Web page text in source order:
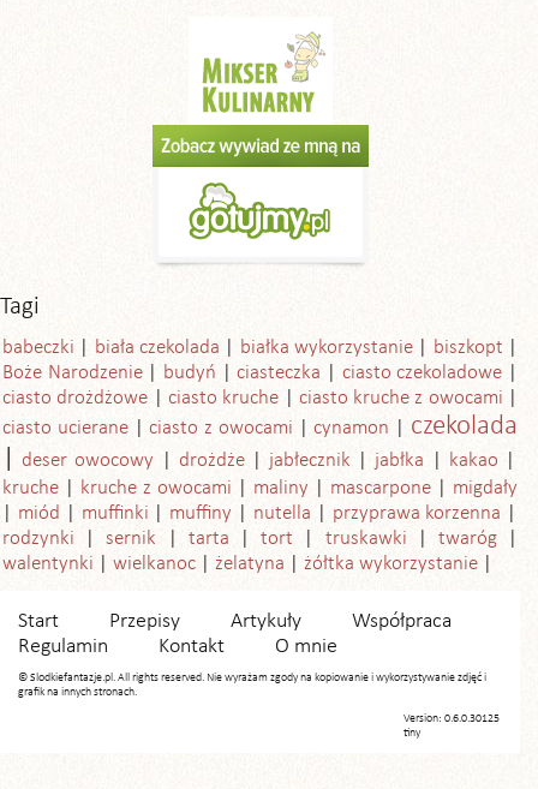
Tagi
babeczki biała czekolada białka wykorzystanie
biszkopt
Boże Narodzenie
budyń ciasteczka
ciasto czekoladowe
ciasto drożdżowe
ciasto kruche
ciasto kruche z owocami
ciasto ucierane
ciasto z owocami cynamon czekolada
deser owocowy drożdże jabłecznik jabłka
kakao
kruche
kruche z owocami maliny mascarpone
migdały
miód
muffinki muffiny nutella
przyprawa korzenna
rodzynki
sernik tarta tort truskawki
twaróg
walentynki
wielkanoc żelatyna żółtka wykorzystanie
Start Przepisy Artykuły
Współpraca
Regulamin
Kontakt O mnie
© Slodkiefantazje.pl. All rights reserved. Nie wyrażam zgody na kopiowanie i wykorzystywanie zdjęć i
grafik na innych stronach.
Version: 0.6.0.30125
tiny